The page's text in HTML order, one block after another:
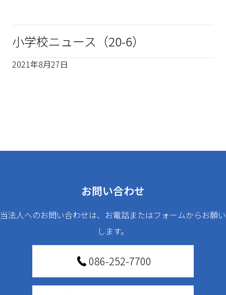
小学校ニュース（20-6）
2021年8月27日
お問い合わせ
当法人へのお問い合わせは、お電話またはフォームからお願い
します。
086-252-7700